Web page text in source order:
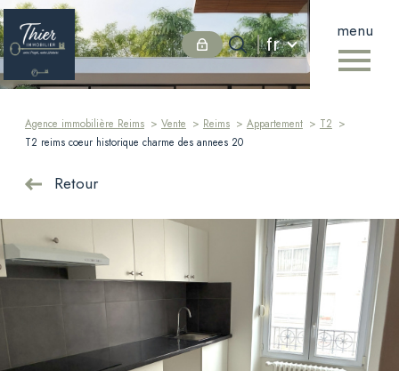
menu
Langue
fr
Accueil 0 Langue
fr
Agence immobilière Reims Vente Reims Appartement
T2
T2 reims coeur historique charme des annees 20
Retour